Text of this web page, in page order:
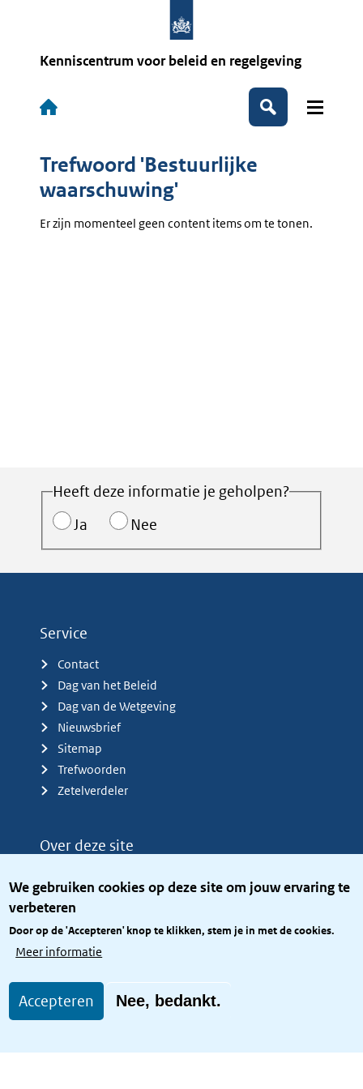
We gebruiken cookies op deze site om jouw ervaring te
verbeteren
Door op de 'Accepteren' knop te klikken, stem je in met de cookies.
Meer informatie
Accepteren Nee, bedankt.
Kenniscentrum voor beleid en regelgeving
Hoofdnavigatie
Zoeken
Trefwoord 'Bestuurlijke
waarschuwing'
Er zijn momenteel geen content items om te tonen.
Heeft deze informatie je geholpen?
Ja
Nee
Service
Contact
Dag van het Beleid
Dag van de Wetgeving
Nieuwsbrief
Sitemap
Trefwoorden
Zetelverdeler
Over deze site
Privacy
Toegang site openbaar
Toegankelijkheid